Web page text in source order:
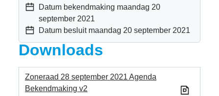
Datum bekendmaking maandag 20
september 2021
Datum besluitmaandag 20 september 2021
Downloads
Zoneraad 28 september 2021 Agenda
Bekendmaking v2